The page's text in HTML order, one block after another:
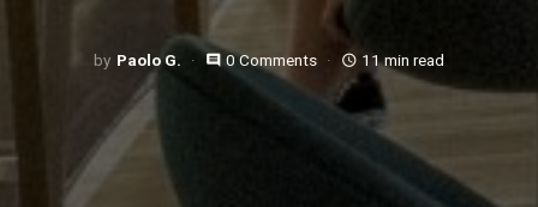
Paolo G. comment 0 Comments access_time 11 min read